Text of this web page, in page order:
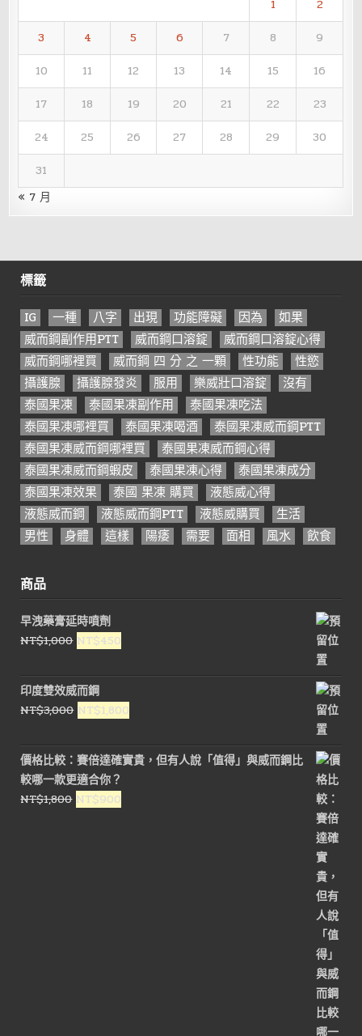
1
2
3
4 5 6 7 8
9
10
11 12 13 14 15
16
17
18 19 20 21 22
23
24
25 26 27 28 29
30
31
« 7 月
標籤
IG 一種 八字 出現 功能障礙 因為
如果
威而鋼副作用PTT
威而鋼口溶錠
威而鋼口溶錠心得
威而鋼哪裡買
威而鋼 四 分 之 一顆 性功能
性慾
攝護腺
攝護腺發炎 服用 樂威壯口溶錠
沒有
泰國果凍
泰國果凍副作用
泰國果凍吃法
泰國果凍哪裡買
泰國果凍喝酒
泰國果凍威而鋼PTT
泰國果凍威而鋼哪裡買
泰國果凍威而鋼心得
泰國果凍威而鋼蝦皮
泰國果凍心得
泰國果凍成分
泰國果凍效果
泰國 果凍 購買
液態威心得
液態威而鋼
液態威而鋼PTT 液態威購買
生活
男性
身體 這樣 陽痿 需要 面相 風水 飲食
商品
早洩藥膏延時噴劑
NT$1,000 原
價
格：
NT$1,000。
NT$450
價
格：
NT$450。
印度雙效威而鋼
NT$3,000 原
價
格：
NT$3,000。
NT$1,800
價
格：
價格比較：賽倍達確實貴，但有人說「值得」與威而鋼比
較哪一款更適合你？
NT$1,800 原
NT$900